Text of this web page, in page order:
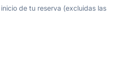
de tu reserva (excluidas las